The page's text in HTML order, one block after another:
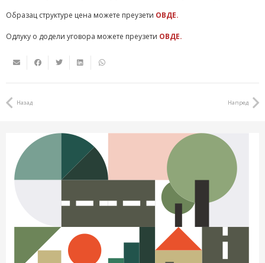
Образац структуре цена можете преузети ОВДЕ.
Одлуку о додели уговора можете преузети ОВДЕ.
Назад Напред